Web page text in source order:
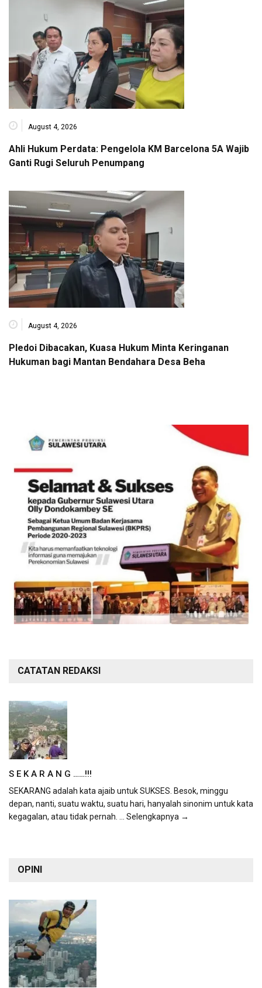
August 4, 2026
Ahli Hukum Perdata: Pengelola KM Barcelona 5A Wajib
Ganti Rugi Seluruh Penumpang
August 4, 2026
Pledoi Dibacakan, Kuasa Hukum Minta Keringanan
Hukuman bagi Mantan Bendahara Desa Beha
CATATAN REDAKSI
S E K A R A N G ……!!!
SEKARANG adalah kata ajaib untuk SUKSES. Besok, minggu
depan, nanti, suatu waktu, suatu hari, hanyalah sinonim untuk kata
kegagalan, atau tidak pernah. ... Selengkapnya →
OPINI